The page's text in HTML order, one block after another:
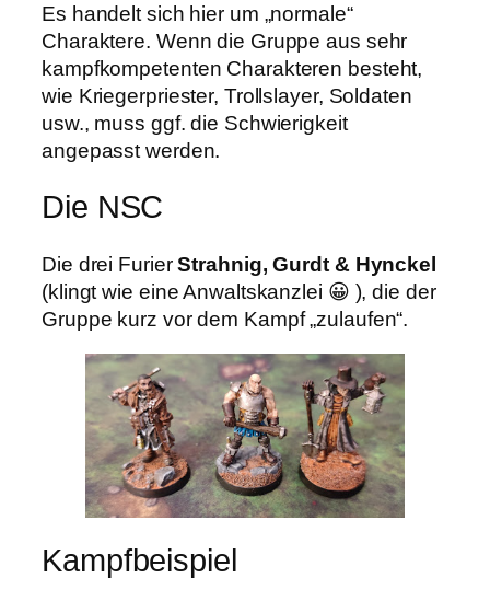
Es handelt sich hier um „normale“
Charaktere. Wenn die Gruppe aus sehr
kampfkompetenten Charakteren besteht,
wie Kriegerpriester, Trollslayer, Soldaten
usw., muss ggf. die Schwierigkeit
angepasst werden.
Die NSC
Die drei FurierStrahnig, Gurdt & Hynckel
(klingt wie eine Anwaltskanzlei 😀 ), die der
Gruppe kurz vor dem Kampf „zulaufen“.
Kampfbeispiel